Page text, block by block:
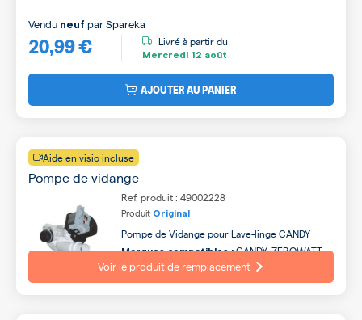
20,99 €
Vendu neuf parSpareka
Livré à partir du
Mercredi 12 août
AJOUTER AU PANIER
Aide en visio incluse
Pompe de vidange
Ref. produit : 49002228
Produit Original
Pompe de Vidange pour Lave-linge CANDY
Marques compatibles :CANDY, ZEROWATT,
HOOVER, KELVINATOR, FIRSTLINE,
MASTERCOOK, BADIMA, OTSEIN, TEKA
Voir le produit de remplacement